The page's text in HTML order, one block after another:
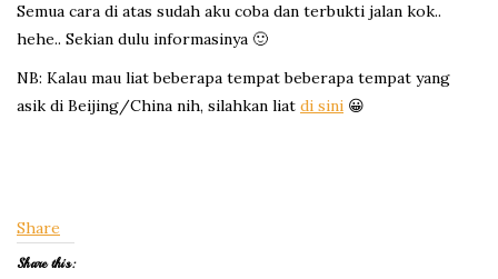
Semua cara di atas sudah aku coba dan terbukti jalan kok..
hehe.. Sekian dulu informasinya 🙂
NB: Kalau mau liat beberapa tempat beberapa tempat yang
asik di Beijing/China nih, silahkan liat di sini 😀
Share
Share this: